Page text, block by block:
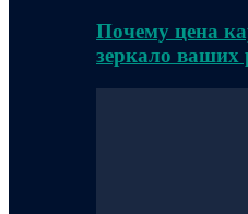
Почему цена
зеркало ваших